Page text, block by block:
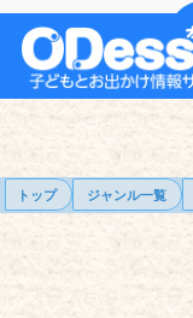
トップ ジャンル一覧